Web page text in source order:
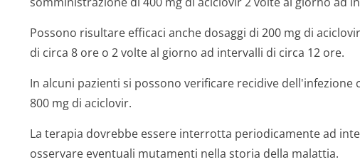
Possono risultare efficaci anche dosaggi di 200 mg di
di circa 8 ore o 2 volte al giorno ad intervalli di circa 12 ore.
In alcuni pazienti si possono verificare recidive
800 mg di aciclovir.
La terapia dovrebbe essere interrotta periodicamente ad
osservare eventuali mutamenti nella storia della malattia.